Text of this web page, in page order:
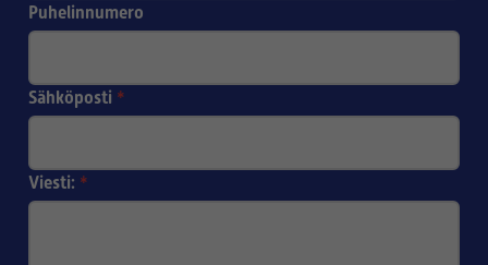
Puhelinnumero
Sähköposti *
Viesti: *